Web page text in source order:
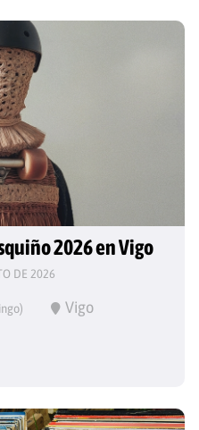
2026 en Vigo
DE 2026
Vigo